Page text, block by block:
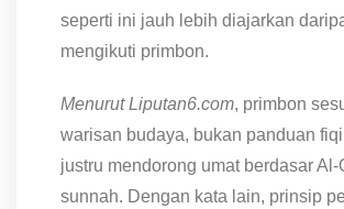
seperti ini jauh lebih diajarkan
mengikuti primbon.
Menurut Liputan6.com, primbon
warisan budaya, bukan panduan
justru mendorong umat berdasar Al-
sunnah. Dengan kata lain, prinsip